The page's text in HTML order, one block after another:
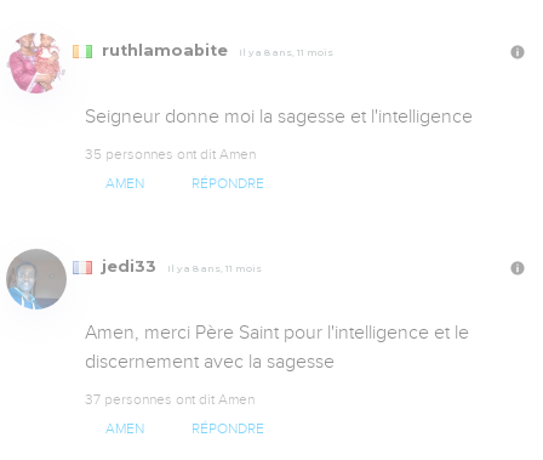
ruthlamoabite Il y a 8 ans, 11 mois
Seigneur donne moi la sagesse et l'intelligence
35 personnes ont dit Amen
AMEN RÉPONDRE
jedi33 Il y a 8 ans, 11 mois
Amen, merci Père Saint pour l'intelligence et le
discernement avec la sagesse
37 personnes ont dit Amen
AMEN RÉPONDRE